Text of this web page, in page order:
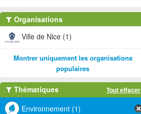
Organisations
Ville de Nice (1)
Montrer uniquement les organisations
populaires
Thématiques Tout effacer
Environnement (1)